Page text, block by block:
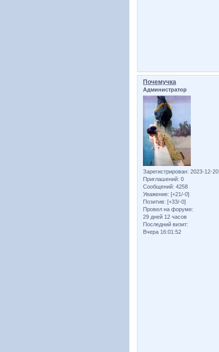
Почемучка
Администратор
Зарегистрирован: 2023-12-20
Приглашений: 0
Сообщений: 4258
Уважение: [+21/-0]
Позитив: [+33/-0]
Провел на форуме:
29 дней 12 часов
Последний визит:
Вчера 16:01:52